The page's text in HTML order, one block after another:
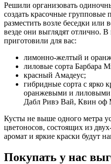
Решили организовать
создать красочные групповые
разместить возле беседки или
везде они выглядят отлично.
приготовили для вас:
лимонно-желтый и
лиловые сорта Барбара
красный Амадеус;
гибридные сорта с ярко
оранжевыми и лиловыми
Дабл Ривэ Вай, Квин оф
Кусты не выше одного метра
цветоносов, состоящих из
аромат и яркие краски будут
Покупать у нас